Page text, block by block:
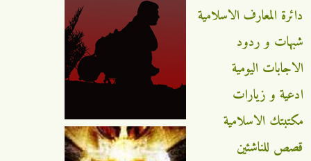
دائرة المعارف الاسلامية
شبهات و ردود
الاجابات اليومية
ادعية و زيارات
مكتبتك الاسلامية
قصص للناشئين